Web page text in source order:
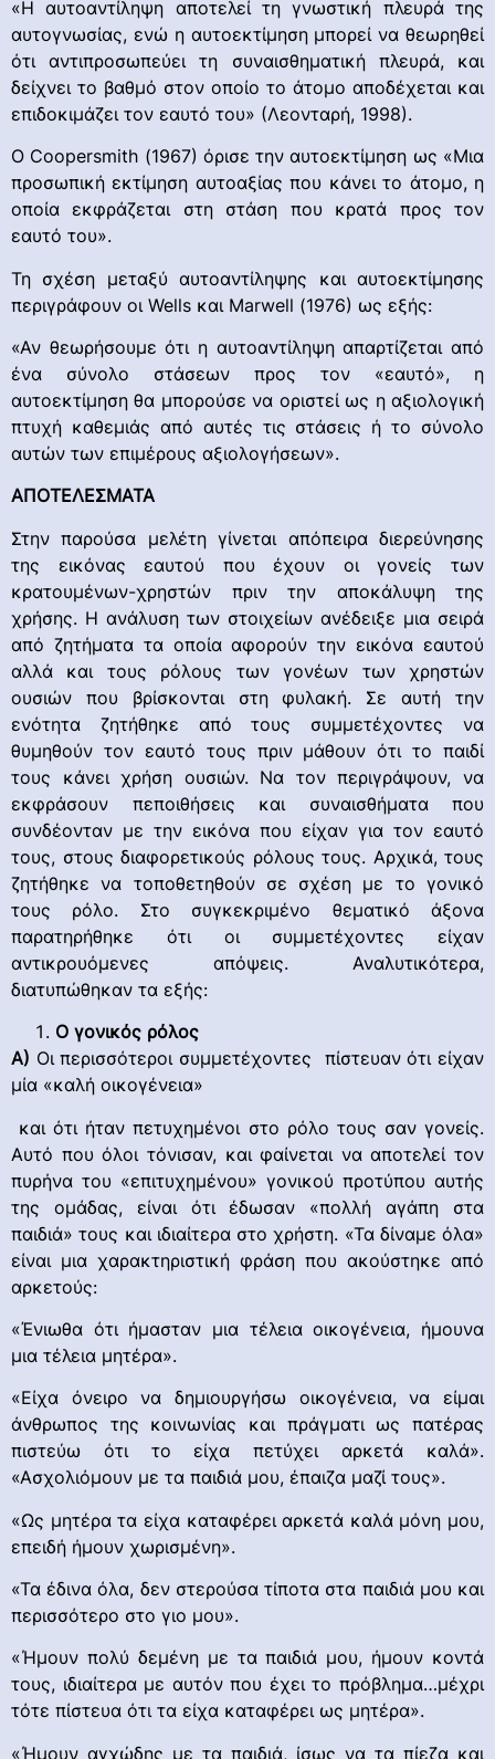
«Η αυτοαντίληψη αποτελεί τη γνωστική πλευρά της
αυτογνωσίας, ενώ η αυτοεκτίμηση μπορεί να θεωρηθεί
ότι αντιπροσωπεύει τη συναισθηματική πλευρά, και
δείχνει το βαθμό στον οποίο το άτομο αποδέχεται και
επιδοκιμάζει τον εαυτό του» (Λεονταρή, 1998).
Ο Coopersmith (1967) όρισε την αυτοεκτίμηση ως «Μια
προσωπική εκτίμηση αυτοαξίας που κάνει το άτομο, η
οποία εκφράζεται στη στάση που κρατά προς τον
εαυτό του».
Τη σχέση μεταξύ αυτοαντίληψης και αυτοεκτίμησης
περιγράφουν οι Wells και Marwell (1976) ως εξής:
«Αν θεωρήσουμε ότι η αυτοαντίληψη απαρτίζεται από
ένα σύνολο στάσεων προς τον «εαυτό», η
αυτοεκτίμηση θα μπορούσε να οριστεί ως η αξιολογική
πτυχή καθεμιάς από αυτές τις στάσεις ή το σύνολο
αυτών των επιμέρους αξιολογήσεων».
ΑΠΟΤΕΛΕΣΜΑΤΑ
Στην παρούσα μελέτη γίνεται απόπειρα διερεύνησης
της εικόνας εαυτού που έχουν οι γονείς των
κρατουμένων-χρηστών πριν την αποκάλυψη της
χρήσης. Η ανάλυση των στοιχείων ανέδειξε μια σειρά
από ζητήματα τα οποία αφορούν την εικόνα εαυτού
αλλά και τους ρόλους των γονέων των χρηστών
ουσιών που βρίσκονται στη φυλακή. Σε αυτή την
ενότητα ζητήθηκε από τους συμμετέχοντες να
θυμηθούν τον εαυτό τους πριν μάθουν ότι το παιδί
τους κάνει χρήση ουσιών. Να τον περιγράψουν, να
εκφράσουν πεποιθήσεις και συναισθήματα που
συνδέονταν με την εικόνα που είχαν για τον εαυτό
τους, στους διαφορετικούς ρόλους τους. Αρχικά, τους
ζητήθηκε να τοποθετηθούν σε σχέση με το γονικό
τους ρόλο. Στο συγκεκριμένο θεματικό άξονα
παρατηρήθηκε ότι οι συμμετέχοντες είχαν
αντικρουόμενες απόψεις. Αναλυτικότερα,
διατυπώθηκαν τα εξής:
Ο γονικός ρόλος
Α) Οι περισσότεροι συμμετέχοντες πίστευαν ότι είχαν
μία «καλή οικογένεια»
και ότι ήταν πετυχημένοι στο ρόλο τους σαν γονείς.
Αυτό που όλοι τόνισαν, και φαίνεται να αποτελεί τον
πυρήνα του «επιτυχημένου» γονικού προτύπου αυτής
της ομάδας, είναι ότι έδωσαν «πολλή αγάπη στα
παιδιά» τους και ιδιαίτερα στο χρήστη. «Τα δίναμε όλα»
είναι μια χαρακτηριστική φράση που ακούστηκε από
αρκετούς:
«Ένιωθα ότι ήμασταν μια τέλεια οικογένεια, ήμουνα
μια τέλεια μητέρα».
«Είχα όνειρο να δημιουργήσω οικογένεια, να είμαι
άνθρωπος της κοινωνίας και πράγματι ως πατέρας
πιστεύω ότι το είχα πετύχει αρκετά καλά».
«Ασχολιόμουν με τα παιδιά μου, έπαιζα μαζί τους».
«Ως μητέρα τα είχα καταφέρει αρκετά καλά μόνη μου,
επειδή ήμουν χωρισμένη».
«Τα έδινα όλα, δεν στερούσα τίποτα στα παιδιά μου και
περισσότερο στο γιο μου».
«Ήμουν πολύ δεμένη με τα παιδιά μου, ήμουν κοντά
τους, ιδιαίτερα με αυτόν που έχει το πρόβλημα…μέχρι
τότε πίστευα ότι τα είχα καταφέρει ως μητέρα».
«Ήμουν αγχώδης με τα παιδιά, ίσως να τα πίεζα και